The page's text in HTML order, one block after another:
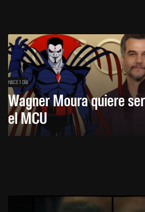
HACE 1 DÍA
Wagner Moura quiere
el MCU